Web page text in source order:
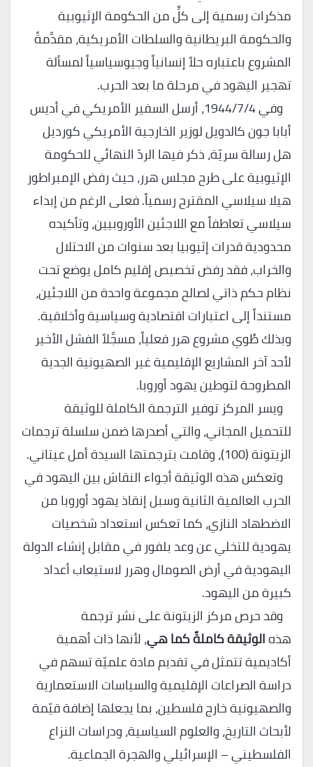
مذكرات رسمية إلى كلٍّ من الحكومة الإثيوبية
والحكومة البريطانية والسلطات الأمريكية، مقدِّمةً
المشروع باعتباره حلاً إنسانياً وجيوسياسياً لمسألة
تهجير اليهود في مرحلة ما بعد الحرب.
وفي 1944/7/4، أرسل السفير الأمريكي في أديس
أبابا جون كالدويل لوزير الخارجية الأمريكي كورديل
هل رسالة سريّة، ذكر فيها الردّ النهائي للحكومة
الإثيوبية على طرح مجلس هرر، حيث رفض الإمبراطور
هيلا سيلاسي المقترح رسمياً. فعلى الرغم من إبداء
سيلاسي تعاطفاً مع اللاجئين الأوروبيين، وتأكيده
محدودية قدرات إثيوبيا بعد سنوات من الاحتلال
والخراب، فقد رفض تخصيص إقليم كامل يوضع تحت
نظام حكم ذاتي لصالح مجموعة واحدة من اللاجئين،
مستنداً إلى اعتبارات اقتصادية وسياسية وأخلاقية.
وبذلك طُوي مشروع هرر فعلياً، مسجِّلاً الفشل الأخير
لأحد آخر المشاريع الإقليمية غير الصهيونية الجدية
المطروحة لتوطين يهود أوروبا.
ويسر المركز توفير الترجمة الكاملة للوثيقة
للتحميل المجاني، والتي أصدرها ضمن سلسلة ترجمات
الزيتونة (100)، وقامت بترجمتها السيدة أمل عيتاني.
وتعكس هذه الوثيقة أجواء النقاش بين اليهود في
الحرب العالمية الثانية وسبل إنقاذ يهود أوروبا من
الاضطهاد النازي، كما تعكس استعداد شخصيات
يهودية للتخلي عن وعد بلفور في مقابل إنشاء الدولة
اليهودية في أرض الصومال وهرر لاستيعاب أعداد
كبيرة من اليهود.
وقد حرص مركز الزيتونة على نشر ترجمة
هذهالوثيقة كاملةً كما هي، لأنها ذات أهمية
أكاديمية تتمثل في تقديم مادة علميّة تسهم في
دراسة الصراعات الإقليمية والسياسات الاستعمارية
والصهيونية خارج فلسطين، بما يجعلها إضافة قيّمة
لأبحاث التاريخ، والعلوم السياسية، ودراسات النزاع
الفلسطيني – الإسرائيلي والهجرة الجماعية.